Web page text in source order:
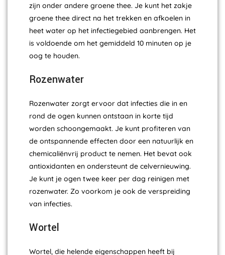
zijn onder andere groene thee. Je kunt het zakje
groene thee direct na het trekken en afkoelen in
heet water op het infectiegebied aanbrengen. Het
is voldoende om het gemiddeld 10 minuten op je
oog te houden.
Rozenwater
Rozenwater zorgt ervoor dat infecties die in en
rond de ogen kunnen ontstaan in korte tijd
worden schoongemaakt. Je kunt profiteren van
de ontspannende effecten door een natuurlijk en
chemicaliënvrij product te nemen. Het bevat ook
antioxidanten en ondersteunt de celvernieuwing.
Je kunt je ogen twee keer per dag reinigen met
rozenwater. Zo voorkom je ook de verspreiding
van infecties.
Wortel
Wortel, die helende eigenschappen heeft bij